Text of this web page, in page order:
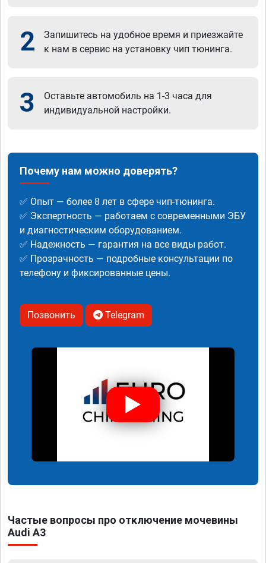
2
Запишитесь на удобное время и приезжайте
к нам в сервис на установку чип тюнинга.
3
Оставьте автомобиль на 1-3 часа для
индивидуальной настройки.
Почему нам можно доверять?
✅ Опыт — более 8 лет в сфере чип-тюнинга.
✅ Экспертность — работаем с современными ЭБУ
и диагностическим оборудованием.
✅ Надежность — гарантия на все виды работ.
✅ Прозрачность — подробные консультации по
телефону и фиксированные цены.
Позвонить Telegram
Частые вопросы про отключение мочевины
Audi A3